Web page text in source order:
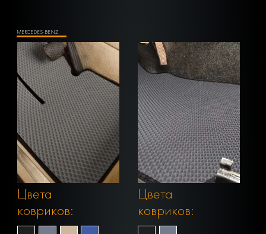
MERCEDES-BENZ
Цвета
ковриков:
Цвета
ковриков: